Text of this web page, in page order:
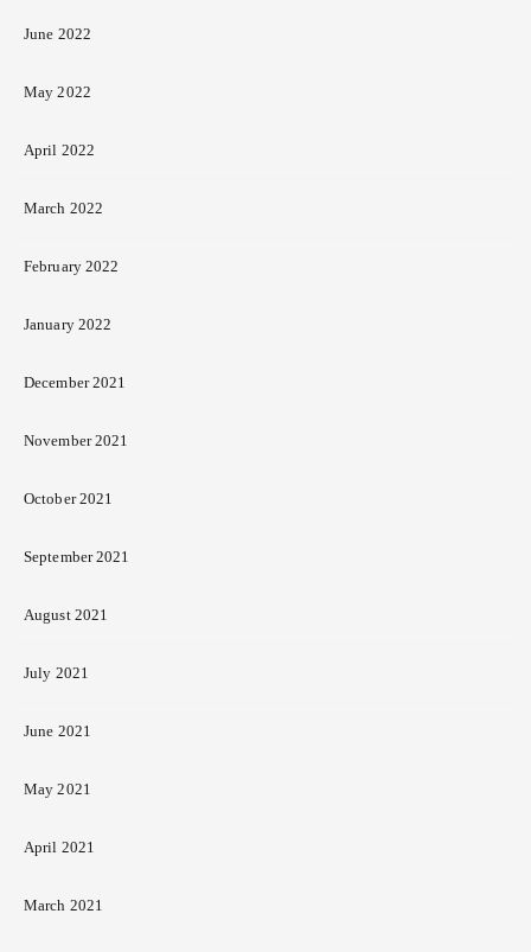
June 2022
May 2022
April 2022
March 2022
February 2022
January 2022
December 2021
November 2021
October 2021
September 2021
August 2021
July 2021
June 2021
May 2021
April 2021
March 2021